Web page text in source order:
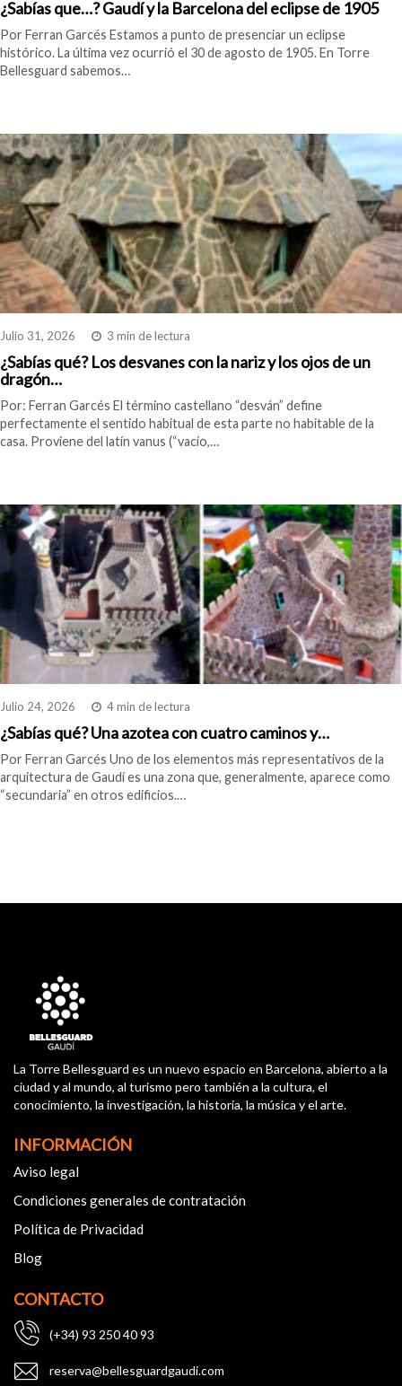
¿Sabías que…? Gaudí y la Barcelona del eclipse de 1905
Por Ferran Garcés Estamos a punto de presenciar un eclipse
histórico. La última vez ocurrió el 30 de agosto de 1905. En Torre
Bellesguard sabemos…
Julio 31, 2026 3 min de lectura
¿Sabías qué? Los desvanes con la nariz y los ojos de un
dragón…
Por: Ferran Garcés El término castellano “desván” define
perfectamente el sentido habitual de esta parte no habitable de la
casa. Proviene del latín vanus (“vacío,…
Julio 24, 2026 4 min de lectura
¿Sabías qué? Una azotea con cuatro caminos y…
Por Ferran Garcés Uno de los elementos más representativos de la
arquitectura de Gaudí es una zona que, generalmente, aparece como
“secundaria” en otros edificios.…
La Torre Bellesguard es un nuevo espacio en Barcelona, abierto a la
ciudad y al mundo, al turismo pero también a la cultura, el
conocimiento, la investigación, la historia, la música y el arte.
INFORMACIÓN
Aviso legal
Condiciones generales de contratación
Política de Privacidad
Blog
CONTACTO
(+34) 93 250 40 93
reserva@bellesguardgaudi.com